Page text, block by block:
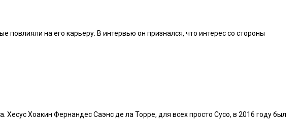
повлияли на его карьеру. В интервью он признался, что интерес со стороны
Хоакин Фернандес Саэнс де ла Торре, для всех просто Сусо, в 2016 году был